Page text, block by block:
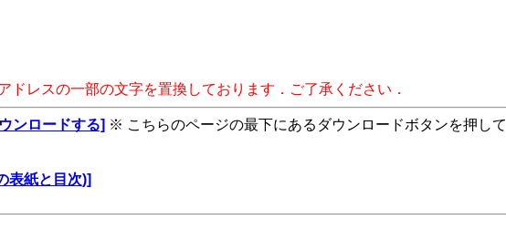
ドレスの一部の文字を置換しております．ご了承ください．
ンロードする] ※ こちらのページの最下にあるダウンロードボタンを押して
表紙と目次)]